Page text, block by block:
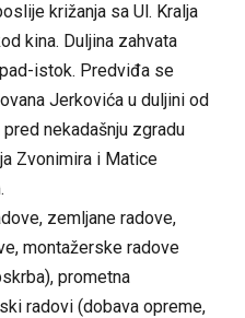
križanja sa Ul. Kralja
kina. Duljina zahvata
istok. Predviđa se
Jerkovića u duljini od
nekadašnju zgradu
Zvonimira i Matice
zemljane radove,
montažerske radove
prometna
radovi (dobava opreme,